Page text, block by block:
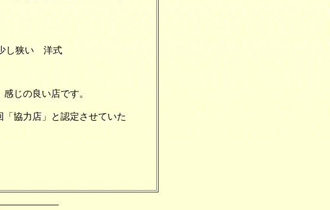
し狭い 洋式
じの良い店です。
「協力店」と認定させていた